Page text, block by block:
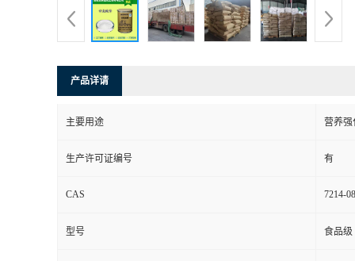
产品详请
主要用途 营养强
生产许可证编号 有
CAS 7214-
型号 食品级